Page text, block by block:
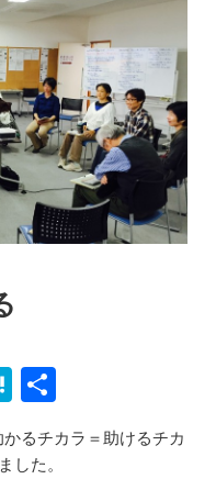
H
at
e
有
るチカラ＝助けるチカ
した。